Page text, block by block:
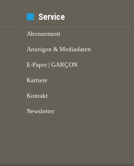
Service
Abonnement
Anzeigen & Mediadaten
E-Paper | GARÇON
Karriere
Kontakt
Newsletter